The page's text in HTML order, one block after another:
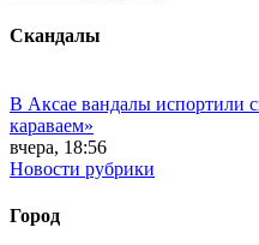
Скандалы
В Аксае вандалы испортили
караваем»
вчера, 18:56
Новости рубрики
Город